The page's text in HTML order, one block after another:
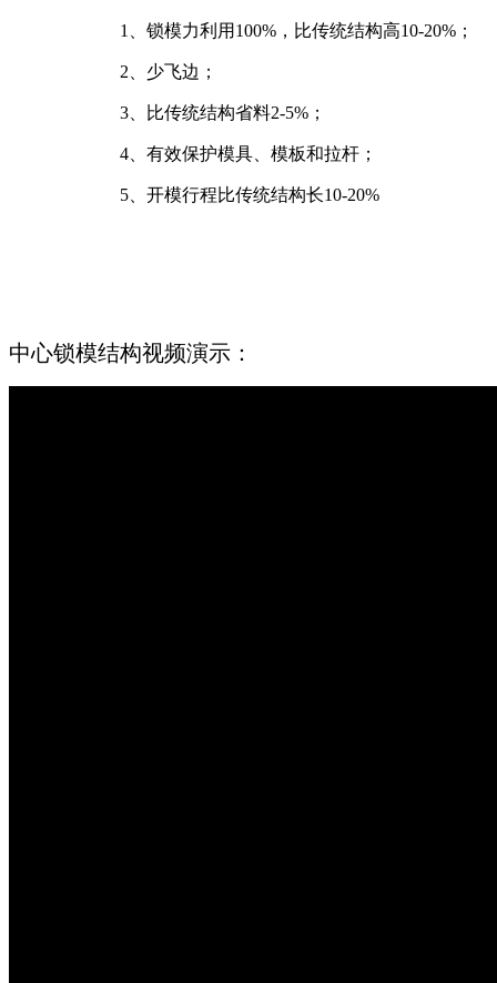
1、锁模力利用100%，比传统结构高10-20%；
2、少飞边；
3、比传统结构省料2-5%；
4、有效保护模具、模板和拉杆；
5、开模行程比传统结构长10-20%
中心锁模结构视频演示：